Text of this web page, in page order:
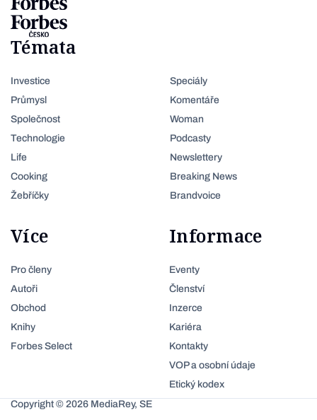
Témata
Investice
Průmysl
Společnost
Technologie
Life
Cooking
Žebříčky
Speciály
Komentáře
Woman
Podcasty
Newslettery
Breaking News
Brandvoice
Více
Pro členy
Autoři
Obchod
Knihy
Forbes Select
Informace
Eventy
Členství
Inzerce
Kariéra
Kontakty
VOP a osobní údaje
Etický kodex
Copyright © 2026 MediaRey, SE